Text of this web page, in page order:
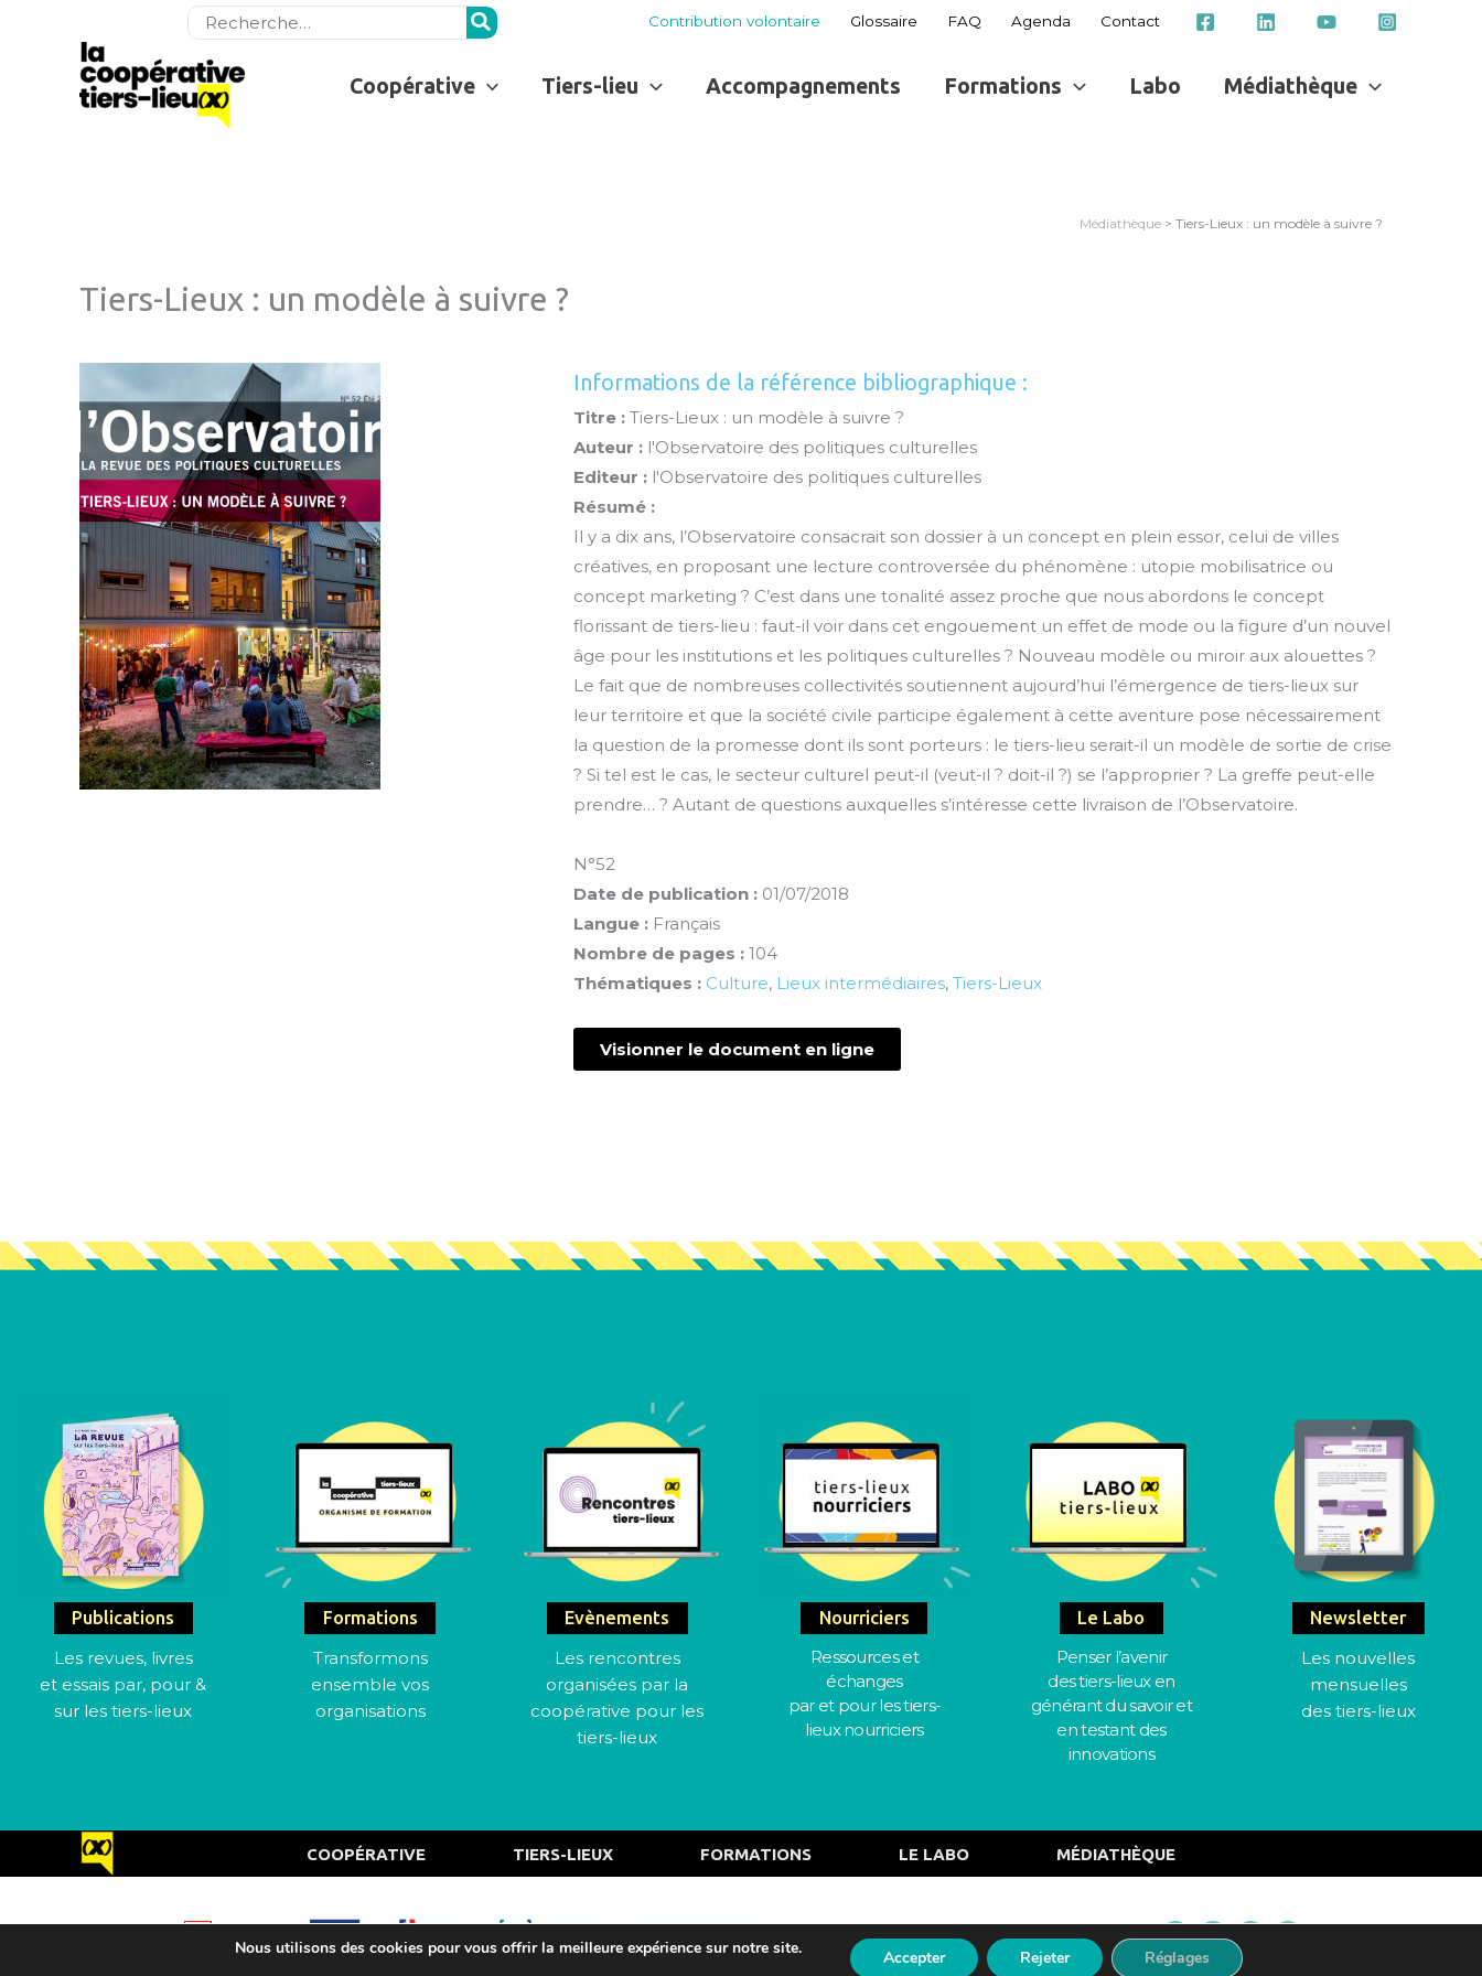
Rechercher: Contribution volontaire Glossaire FAQ Agenda Contact
Coopérative Tiers-lieu Accompagnements Formations Labo Médiathèque
Médiathèque > Tiers-Lieux : un modèle à suivre ?
Tiers-Lieux : un modèle à suivre ?
Informations de la référence bibliographique :
Titre : Tiers-Lieux : un modèle à suivre ?
Auteur : l'Observatoire des politiques culturelles
Editeur : l'Observatoire des politiques culturelles
Résumé :
Il y a dix ans, l’Observatoire consacrait son dossier à un concept en plein essor, celui de villes
créatives, en proposant une lecture controversée du phénomène : utopie mobilisatrice ou
concept marketing ? C’est dans une tonalité assez proche que nous abordons le concept
florissant de tiers-lieu : faut-il voir dans cet engouement un effet de mode ou la figure d’un nouvel
âge pour les institutions et les politiques culturelles ? Nouveau modèle ou miroir aux alouettes ?
Le fait que de nombreuses collectivités soutiennent aujourd’hui l’émergence de tiers-lieux sur
leur territoire et que la société civile participe également à cette aventure pose nécessairement
la question de la promesse dont ils sont porteurs : le tiers-lieu serait-il un modèle de sortie de crise
? Si tel est le cas, le secteur culturel peut-il (veut-il ? doit-il ?) se l’approprier ? La greffe peut-elle
prendre… ? Autant de questions auxquelles s’intéresse cette livraison de l’Observatoire.
N°52
Date de publication : 01/07/2018
Langue : Français
Nombre de pages : 104
Thématiques : Culture, Lieux intermédiaires, Tiers-Lieux
Visionner le document en ligne
Publications
Les revues, livres
et essais par, pour &
sur les tiers-lieux
Formations
Transformons
ensemble vos
organisations
Evènements
Les rencontres
organisées par la
coopérative pour les
tiers-lieux
Nourriciers
Ressources et
échanges
par et pour les tiers-
lieux nourriciers
Le Labo
Penser l’avenir
des tiers-lieux en
générant du savoir et
en testant des
innovations
Newsletter
Les nouvelles
mensuelles
des tiers-lieux
COOPÉRATIVE TIERS-LIEUX FORMATIONS LE LABO MÉDIATHÈQUE
Actualités Mentions Légales
Nous utilisons des cookies pour vous offrir la meilleure expérience sur notre site. Accepter Rejeter Réglages